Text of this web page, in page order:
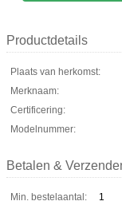
Productdetails
Plaats van herkomst:
Merknaam:
Certificering:
Modelnummer:
Betalen &
Min. bestelaantal:
1